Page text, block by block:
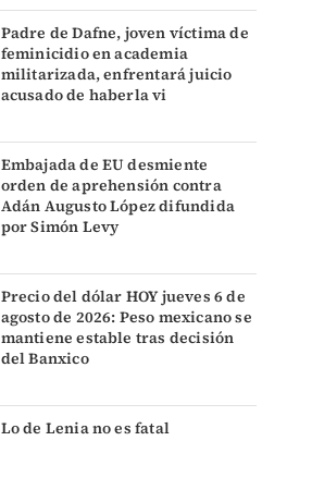
Padre de Dafne, joven víctima de
feminicidio en academia
militarizada, enfrentará juicio
acusado de haberla vi
Embajada de EU desmiente
orden de aprehensión contra
Adán Augusto López difundida
por Simón Levy
Precio del dólar HOY jueves 6 de
agosto de 2026: Peso mexicano se
mantiene estable tras decisión
del Banxico
Lo de Lenia no es fatal